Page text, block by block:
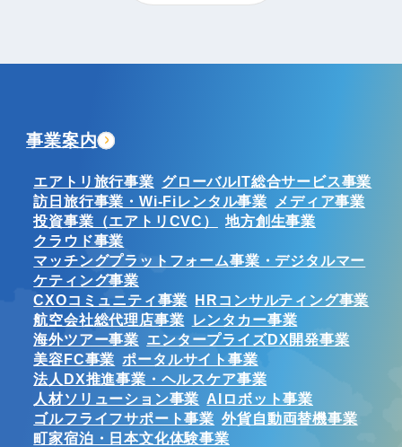
事業案内
エアトリ旅行事業 グローバルIT総合サービス事業
訪日旅行事業・Wi-Fiレンタル事業
メディア事業
投資事業（エアトリCVC）
地方創生事業
クラウド事業
マッチングプラットフォーム事業・デジタルマー
ケティング事業
CXOコミュニティ事業 HRコンサルティング事業
航空会社総代理店事業
レンタカー事業
海外ツアー事業 エンタープライズDX開発事業
美容FC事業 ポータルサイト事業
法人DX推進事業・ヘルスケア事業
人材ソリューション事業 AIロボット事業
ゴルフライフサポート事業 外貨自動両替機事業
町家宿泊・日本文化体験事業